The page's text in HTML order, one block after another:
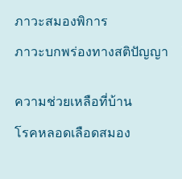
ภาวะสมองพิการ
ภาวะบกพร่องทางสติปัญญา
ความช่วยเหลือที่บ้าน
โรคหลอดเลือดสมอง